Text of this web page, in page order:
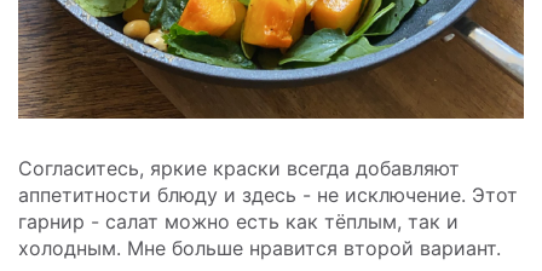
Согласитесь, яркие краски всегда добавляют
аппетитности блюду и здесь - не исключение. Этот
гарнир - салат можно есть как тёплым, так и
холодным. Мне больше нравится второй вариант.